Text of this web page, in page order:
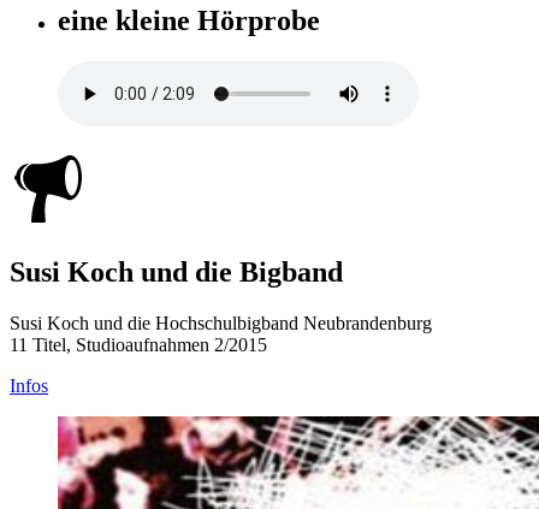
eine kleine Hörprobe
Susi Koch und die Bigband
Susi Koch und die Hochschulbigband Neubrandenburg
11 Titel, Studioaufnahmen 2/2015
Infos